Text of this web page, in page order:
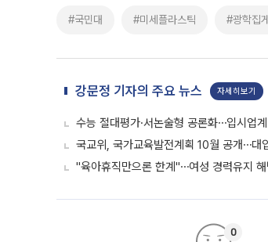
#국민대 #미세플라스틱 #광학집게
강문정 기자의 주요 뉴스 자세히보기
수능 절대평가·서논술형 공론화⋯입시업
국교위, 국가교육발전계획 10월 공개⋯대
"육아휴직만으론 한계"⋯여성 경력유지 해
0